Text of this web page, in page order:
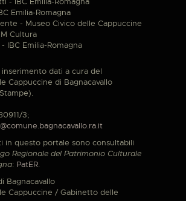
Emilia-Romagna
- Museo Civico delle Cappuccine
Cultura
IBC Emilia-Romagna
dati a cura del
Cappuccine di Bagnacavallo
3;
in questo portale sono consultabili
Regionale del Patrimonio Culturale
: PatER.
Bagnacavallo
Cappuccine / Gabinetto delle